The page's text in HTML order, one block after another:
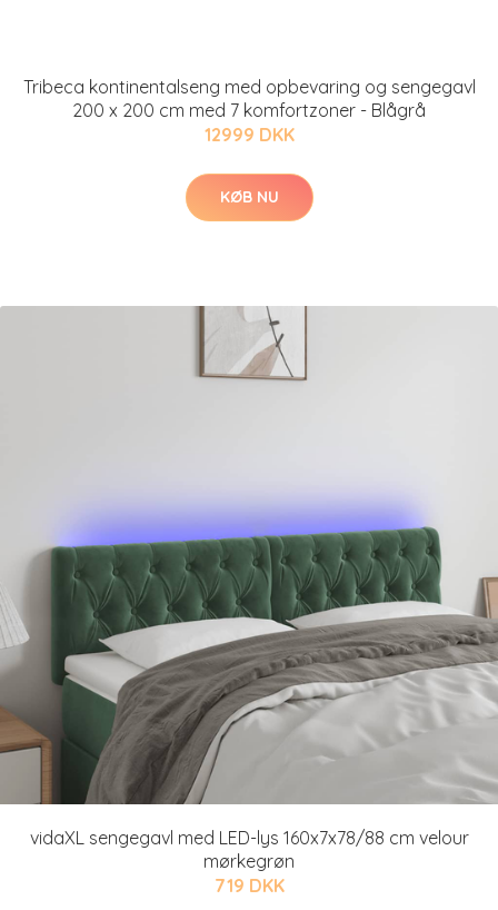
Tribeca kontinentalseng med opbevaring og sengegavl
200 x 200 cm med 7 komfortzoner - Blågrå
12999 DKK
KØB NU
vidaXL sengegavl med LED-lys 160x7x78/88 cm velour
mørkegrøn
719 DKK